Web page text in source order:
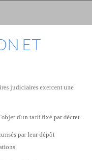
ET
judiciaires exercent une
d'un tarif fixé par décret.
par leur dépôt